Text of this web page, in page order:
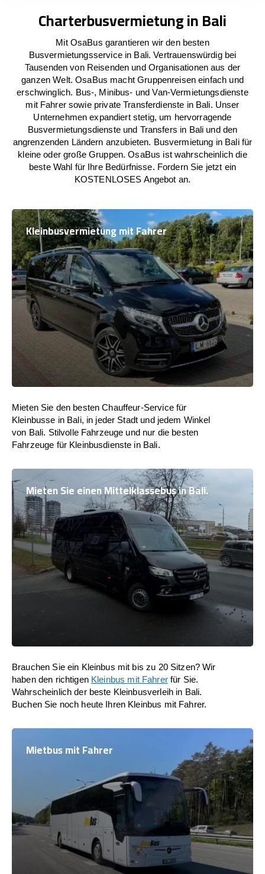
Charterbusvermietung in Bali
Mit OsaBus garantieren wir den besten
Busvermietungsservice in Bali. Vertrauenswürdig bei
Tausenden von Reisenden und Organisationen aus der
ganzen Welt. OsaBus macht Gruppenreisen einfach und
erschwinglich. Bus-, Minibus- und Van-Vermietungsdienste
mit Fahrer sowie private Transferdienste in Bali. Unser
Unternehmen expandiert stetig, um hervorragende
Busvermietungsdienste und Transfers in Bali und den
angrenzenden Ländern anzubieten. Busvermietung in Bali für
kleine oder große Gruppen. OsaBus ist wahrscheinlich die
beste Wahl für Ihre Bedürfnisse. Fordern Sie jetzt ein
KOSTENLOSES Angebot an.
Kleinbusvermietung mit Fahrer
Mieten Sie den besten Chauffeur-Service für
Kleinbusse in Bali, in jeder Stadt und jedem Winkel
von Bali. Stilvolle Fahrzeuge und nur die besten
Fahrzeuge für Kleinbusdienste in Bali.
Mieten Sie einen Mittelklassebus in Bali.
Brauchen Sie ein Kleinbus mit bis zu 20 Sitzen? Wir
haben den richtigen Kleinbus mit Fahrerfür Sie.
Wahrscheinlich der beste Kleinbusverleih in Bali.
Buchen Sie noch heute Ihren Kleinbus mit Fahrer.
Mietbus mit Fahrer